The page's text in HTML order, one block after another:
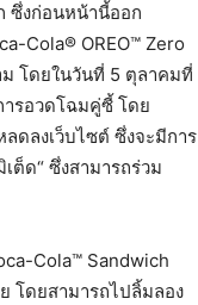
ซึ่งก่อนหน้านี้ออก
Cola® OREO™ Zero
ม โดยในวันที่ 5 ตุลาคมที่
รอวดโฉมคู่ซี้ โดย
ดลงเว็บไซต์ ซึ่งจะมีการ
ด“ ซึ่งสามารถร่วม
Cola™ Sandwich
โดยสามารถไปลิ้มลอง